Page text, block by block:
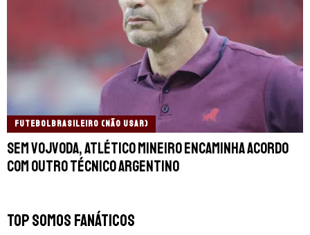
FUTEBOLBRASILEIRO (NÃO USAR)
Sem Vojvoda, Atlético Mineiro encaminha acordo
com outro técnico argentino
TOP SOMOS FANÁTICOS